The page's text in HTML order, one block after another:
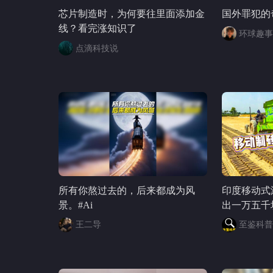
芯片制造时，为何要往里面添加金
线？看完涨知识了
点滴科技说
国外罪犯
环球趣事
所有你熬过去的，后来都成为风
景。#Ai
王二导
印度移动
出一万五千
至鉴科普